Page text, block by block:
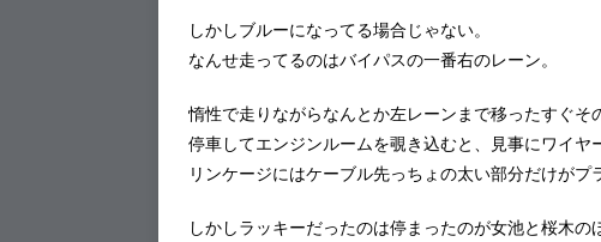
しかしブルーになってる場合じゃない。
なんせ走ってるのはバイパスの一番右のレーン。
惰性で走りながらなんとか左レーンまで移ったすぐ
停車してエンジンルームを覗き込むと、見事にワイヤ
リンケージにはケーブル先っちょの太い部分だけがプ
しかしラッキーだったのは停まったのが女池と桜木の